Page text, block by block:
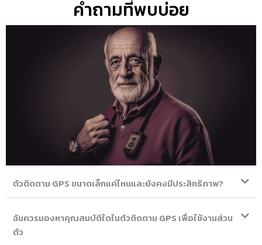
คำถามที่พบบ่อย
ตัวติดตาม GPS ขนาดเล็กแค่ไหนและยังคงมีประสิทธิภาพ?
ฉันควรมองหาคุณสมบัติใดในตัวติดตาม GPS เพื่อใช้งานส่วน
ตัว